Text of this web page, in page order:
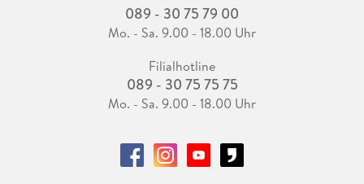
089 - 30 75 79 00
Mo. - Sa. 9.00 - 18.00 Uhr
Filialhotline
089 - 30 75 75 75
Mo. - Sa. 9.00 - 18.00 Uhr